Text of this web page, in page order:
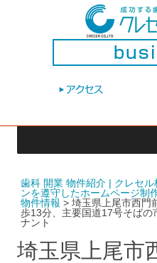
歯科 開業 物件紹介 | クレセ
ンを遵守したホームページ制
物件情報 > 埼玉県上尾市西門
歩13分、主要国道17号そばの
ナント
埼玉県上尾市